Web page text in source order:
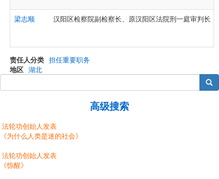
梁志顺 汉阳区检察院副检察长、原汉阳区法院刑一庭审判长
责任人分类 担任重要职务
地区 湖北
搜索
高级搜索
法轮功创始人发表
《为什么人类是迷的社会》
法轮功创始人发表
《惊醒》